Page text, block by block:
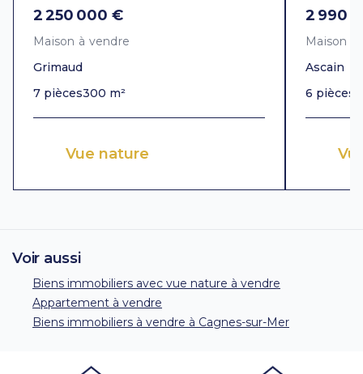
2 250 000 €
Maison à vendre
Grimaud
7 pièces300 m²
Vue nature
2 990
Maison à
Ascain
6 pièces
Voir aussi
Biens immobiliers avec vue nature à vendre
Appartement à vendre
Biens immobiliers à vendre à Cagnes-sur-Mer